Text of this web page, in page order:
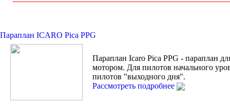
Параплан ICARO Pica PPG
Параплан Icaro Pica PPG - параплан
мотором. Для пилотов начального
пилотов "выходного дня".
Рассмотреть подробнее